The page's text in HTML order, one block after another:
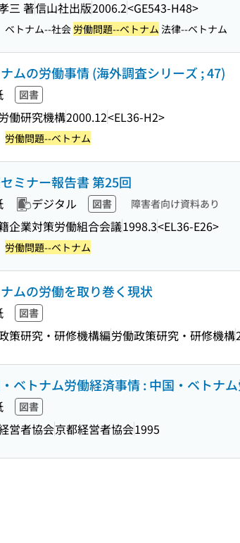
三 著信山社出版2006.2<GE543-H48>
ベトナム--社会 労働問題--ベトナム 法律--ベトナム
ムの労働事情 (海外調査シリーズ ; 47)
図書
働研究機構2000.12<EL36-H2>
労働問題--ベトナム
ミナー報告書 第25回
デジタル 図書 障害者向け資料あり
企業対策労働組合会議1998.3<EL36-E26>
労働問題--ベトナム
ムの労働を取り巻く現状
図書
策研究・研修機構編労働政策研究・研修機構
ベトナム労働経済事情 : 中国・ベトナ
図書
営者協会京都経営者協会1995